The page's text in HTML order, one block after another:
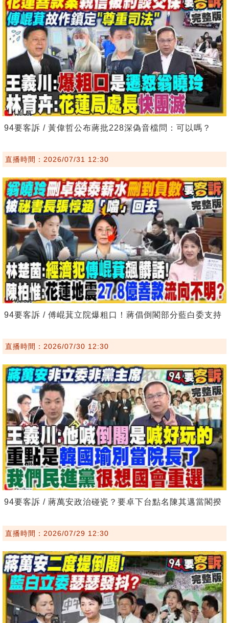
94要客訴 / 黃偉哲公布蔣批228深偽音檔問：可以嗎？
直播時間：2026/07/31 12:30
94要客訴 / 傅崐萁立院爆粗口！蔣倡倒閣部分藍白委支持
直播時間：2026/07/30 12:30
94要客訴 / 蔣萬安政治碰瓷？要卓下台點名陳其邁當閣揆
直播時間：2026/07/29 12:30